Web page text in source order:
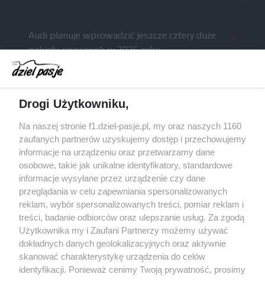
Audi planuje wprowadzić jeszcze cztery duże
pakiety poprawek w 2026 roku
Gasly dołączył do krytyki obecnych
samochodów F1
McCullough opuści Astona Martina z końcem
Poszkodowani kibice z GP Las Vegas 2023
otrzymają częściowy zwrot pieniędzy
Bottas z kolejnymi sukcesami w kolarstwie
Polityka prywatności © 2004 - 2026 GPmedia
Kopiowanie treści bez
zgody autorów zabronione.
Serwis internetowy, z którego korzystasz, używa plików
cookies. Są to pliki instalowane w urządzeniach
końcowych osób korzystających z serwisu, w celu
administrowania serwisem, poprawy jakości
świadczonych usług w tym dostosowania treści serwisu
Drogi Użytkowniku,
Na naszej stronie f1.dziel-pasje.pl, my oraz naszych 1160
zaufanych partnerów uzyskujemy dostęp i przechowujemy
informacje na urządzeniu oraz przetwarzamy dane
osobowe, takie jak unikalne identyfikatory, standardowe
informacje wysyłane przez urządzenie czy dane
przeglądania w celu zapewniania spersonalizowanych
reklam, wybór spersonalizowanych treści, pomiar reklam i
treści, badanie odbiorców oraz ulepszanie usług. Za zgodą
Użytkownika my i Zaufani Partnerzy możemy używać
dokładnych danych geolokalizacyjnych oraz aktywnie
skanować charakterystykę urządzenia do celów
identyfikacji. Ponieważ cenimy Twoją prywatność, prosimy